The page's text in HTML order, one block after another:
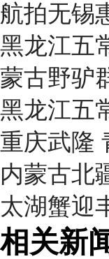
航拍无锡
黑龙江五
蒙古野驴
黑龙江五
重庆武隆
内蒙古北
太湖蟹迎
相关新